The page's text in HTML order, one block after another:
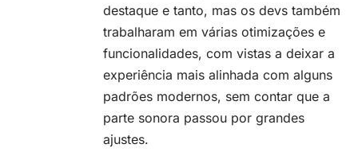
destaque e tanto, mas os devs também
trabalharam em várias otimizações e
funcionalidades, com vistas a deixar a
experiência mais alinhada com alguns
padrões modernos, sem contar que a
parte sonora passou por grandes
ajustes.